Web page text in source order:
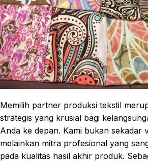
Memilih partner produksi tekstil
strategis yang krusial bagi
Anda ke depan. Kami bukan sekadar
melainkan mitra profesional yang
pada kualitas hasil akhir produk.